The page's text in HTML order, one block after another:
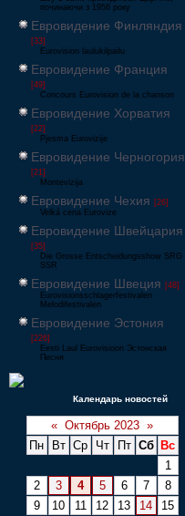
починаючи з 1956 року
Евровидение Финляндия
[33]
Eurovision laulukilpailu
Евровидение Франция
[49]
Concours Eurovision de la chanson
Евровидение Хорватия
[22]
Pjesma Eurovizije
Евровидение Черногория
[21]
Montevizija
Евровидение Чехия [26]
Velká cena Eurovize
Евровидение Швейцария
[35]
Die Grosse Entscheidungsshow SRG
SSR
Евровидение Швеция [48]
Eurovisionsschlagerfestivalen
Melodifestivalen
Евровидение Эстония
[226]
Eesti Laul Eurovisioon Эстонская
Песня
Календарь новостей
« Октябрь 2023 »
Пн
Вт Ср Чт Пт Сб
Вс
1
2
3 4 5 6 7
8
9
10 11 12 13 14
15